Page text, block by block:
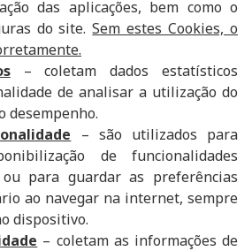
das aplicações, bem como o
do site.Sem estes Cookies, o
– coletam dados estatísticos
de analisar a utilização do
desempenho.
– são utilizados para
de funcionalidades
para guardar as preferências
ao navegar na internet, sempre
dispositivo.
– coletam as informações de